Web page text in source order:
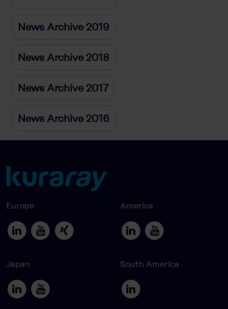
News Archive 2019
News Archive 2018
News Archive 2017
News Archive 2016
Europe America
Japan South America